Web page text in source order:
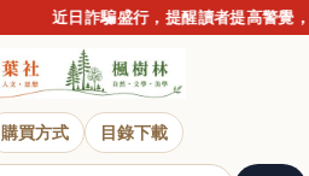
近日詐騙盛行，提醒讀者提高警覺，請
購買方式 目錄下載